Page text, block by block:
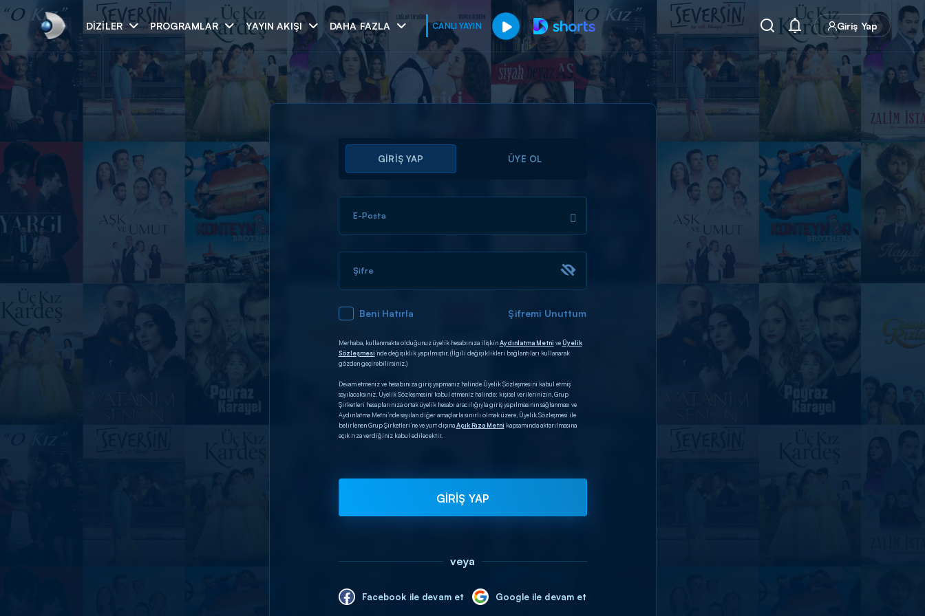
DIZILER PROGRAMLAR YAYIN AKIŞI DAHA FAZLA CANLI YAYIN Giriş Yap
Arama
ARAMA SONUÇLARI
GİRİŞ YAP ÜYE OL
E-Posta
Şifre
Beni Hatırla Şifremi Unuttum
Merhaba, kullanmakta olduğunuz üyelik hesabınıza ilişkinAydınlatma Metni veÜyelik
Sözleşmesi’nde değişiklik yapılmıştır. (İlgili değişiklikleri bağlantıları kullanarak
gözden geçirebilirsiniz.)
Devam etmeniz ve hesabınıza giriş yapmanız halinde Üyelik Sözleşmesini kabul etmiş
sayılacaksınız. Üyelik Sözleşmesini kabul etmeniz halinde; kişisel verilerinizin, Grup
Şirketleri hesaplarınıza ortak üyelik hesabı aracılığıyla giriş yapılmasının sağlanması ve
Aydınlatma Metni’nde sayılan diğer amaçlarla sınırlı olmak üzere, Üyelik Sözleşmesi ile
belirlenen Grup Şirketleri’ne ve yurt dışınaAçık Rıza Metni kapsamında aktarılmasına
açık rıza verdiğiniz kabul edilecektir.
GİRİŞ YAP
veya
Facebook ile devam et Google ile devam et